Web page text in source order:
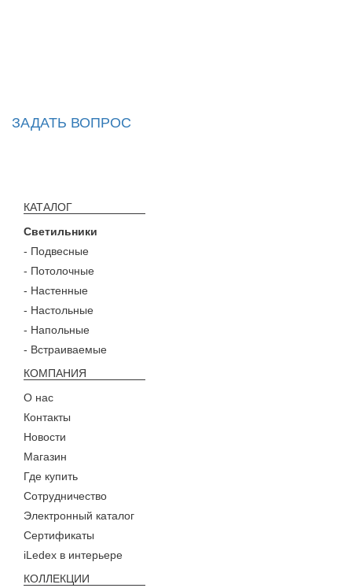
ЗАДАТЬ ВОПРОС
КАТАЛОГ
Светильники
- Подвесные
- Потолочные
- Настенные
- Настольные
- Напольные
- Встраиваемые
КОМПАНИЯ
О нас
Контакты
Новости
Магазин
Где купить
Сотрудничество
Электронный каталог
Сертификаты
iLedex в интерьере
КОЛЛЕКЦИИ